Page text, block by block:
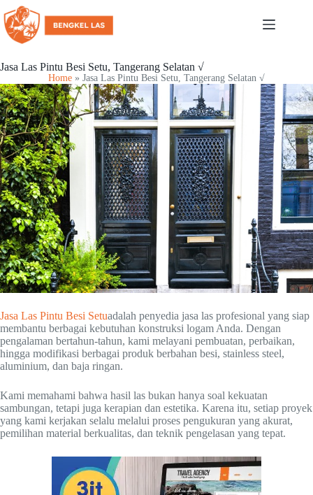
Jasa Las Pintu Besi Setu, Tangerang Selatan √
Home » Jasa Las Pintu Besi Setu, Tangerang Selatan √
Jasa Las Pintu Besi Setuadalah penyedia jasa las profesional yang siap
membantu berbagai kebutuhan konstruksi logam Anda. Dengan
pengalaman bertahun-tahun, kami melayani pembuatan, perbaikan,
hingga modifikasi berbagai produk berbahan besi, stainless steel,
aluminium, dan baja ringan.
Kami memahami bahwa hasil las bukan hanya soal kekuatan
sambungan, tetapi juga kerapian dan estetika. Karena itu, setiap proyek
yang kami kerjakan selalu melalui proses pengukuran yang akurat,
pemilihan material berkualitas, dan teknik pengelasan yang tepat.